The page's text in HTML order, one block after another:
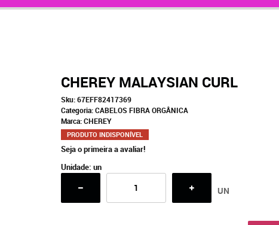
CHEREY MALAYSIAN CURL
Sku:67EFF82417369
Categoria: CABELOS FIBRA ORGÂNICA
Marca:CHEREY
PRODUTO INDISPONÍVEL
Seja o primeira a avaliar!
Unidade: un
UN